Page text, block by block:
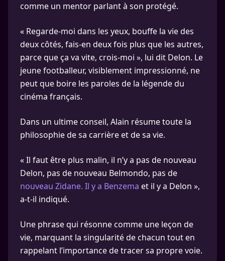
comme un mentor parlant à son protégé.
« Regarde-moi dans les yeux, bouffe la vie des
deux côtés, fais-en deux fois plus que les autres,
parce que ça va vite, crois-moi », lui dit Delon. Le
jeune footballeur, visiblement impressionné, ne
peut que boire les paroles de la légende du
cinéma français.
Dans un ultime conseil, Alain résume toute la
philosophie de sa carrière et de sa vie.
« Il faut être plus malin, il n’y a pas de nouveau
Delon, pas de nouveau Belmondo, pas de
nouveau Zidane. Il y a Benzema et il y a Delon »,
a-t-il indiqué.
Une phrase qui résonne comme une leçon de
vie, marquant la singularité de chacun tout en
rappelant l’importance de tracer sa propre voie.